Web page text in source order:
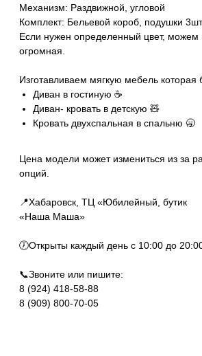
Механизм: Раздвижной, угловой
Комплект: Бельевой короб, подушки
Если нужен определенный цвет, можем
огромная.
Изготавливаем мягкую мебель которая
Диван в гостиную ☕️
Диван- кровать в детскую 🧸
Кровать двухспальная в спальню 🥱
Цена модели может измениться из за
опций.
📍Хабаровск, ТЦ «Юбилейный, бутик
«Наша Маша»
🕖Открыты каждый день с 10:00 до
📞Звоните или пишите:
8 (924) 418-58-88
8 (909) 800-70-05